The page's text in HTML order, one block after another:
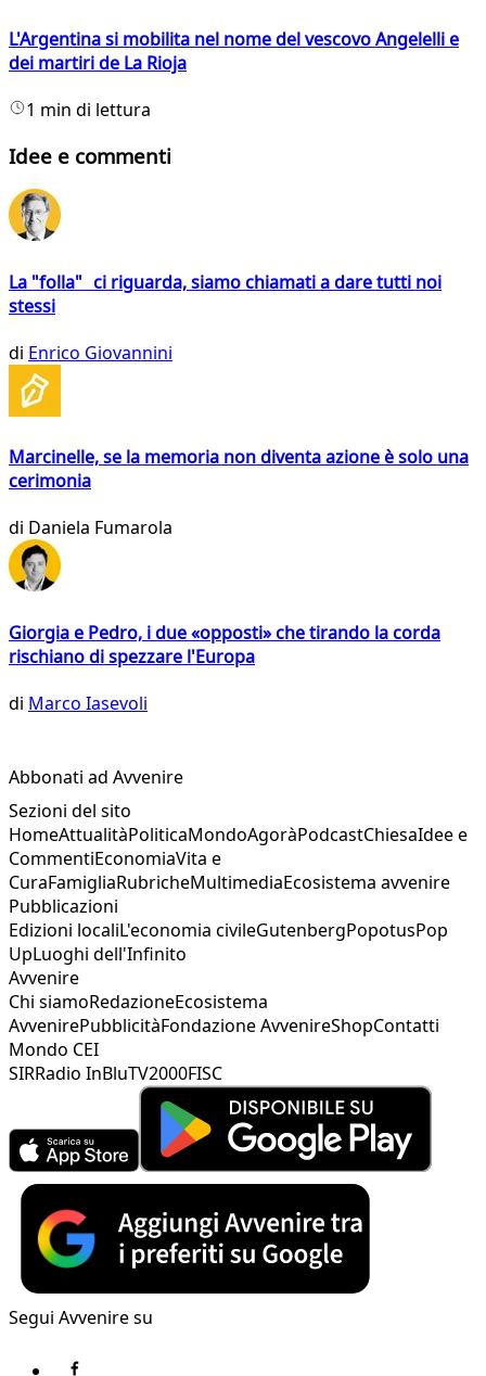
L'Argentina si mobilita nel nome del vescovo Angelelli e
dei martiri de La Rioja
1 min di lettura
Idee e commenti
La "folla" ci riguarda, siamo chiamati a dare tutti noi
stessi
di Enrico Giovannini
Marcinelle, se la memoria non diventa azione è solo una
cerimonia
di Daniela Fumarola
Giorgia e Pedro, i due «opposti» che tirando la corda
rischiano di spezzare l'Europa
di Marco Iasevoli
Abbonati ad Avvenire
Sezioni del sito
HomeAttualitàPoliticaMondoAgoràPodcastChiesaIdee e
CommentiEconomiaVita e
CuraFamigliaRubricheMultimediaEcosistema avvenire
Pubblicazioni
Edizioni localiL'economia civileGutenbergPopotusPop
UpLuoghi dell'Infinito
Avvenire
Chi siamoRedazioneEcosistema
AvvenirePubblicitàFondazione AvvenireShopContatti
Mondo CEI
SIRRadio InBluTV2000FISC
Segui Avvenire su